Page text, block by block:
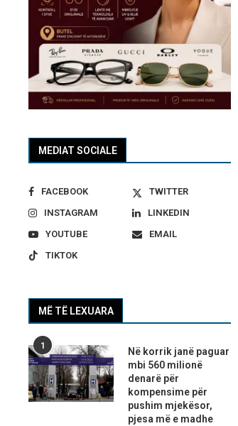
MEDIAT SOCIALE
FACEBOOK
TWITTER
INSTAGRAM
LINKEDIN
YOUTUBE
EMAIL
TIKTOK
MË TË LEXUARA
1
Në korrik janë paguar
mbi 560 milionë
denarë për
kompensime për
pushim mjekësor,
pjesa më e madhe